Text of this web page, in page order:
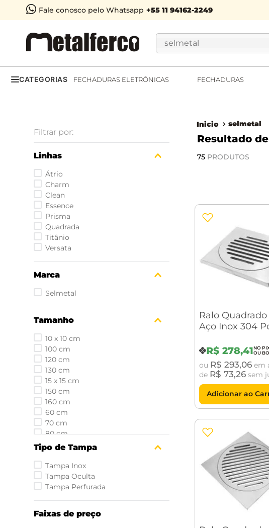
Fale conosco pelo Whatsapp
Buscar
CATEGORIAS FECHADURAS ELETRÔNICAS FECHADURAS
Linhas
Átrio
Charm
Clean
Essence
Prisma
Quadrada
Titânio
Versata
Marca
Selmetal
Tamanho
10 x 10 cm
100 cm
120 cm
130 cm
15 x 15 cm
150 cm
160 cm
60 cm
70 cm
80 cm
Tipo de Tampa
Tampa Inox
Tampa Oculta
Tampa Perfurada
Faixas de preço
selmetal
75 PRODUTOS
Ralo
Aço Inox 304
R$ 278,41
ou R$ 293,06 em
de R$ 73,26 sem
Adicionar ao